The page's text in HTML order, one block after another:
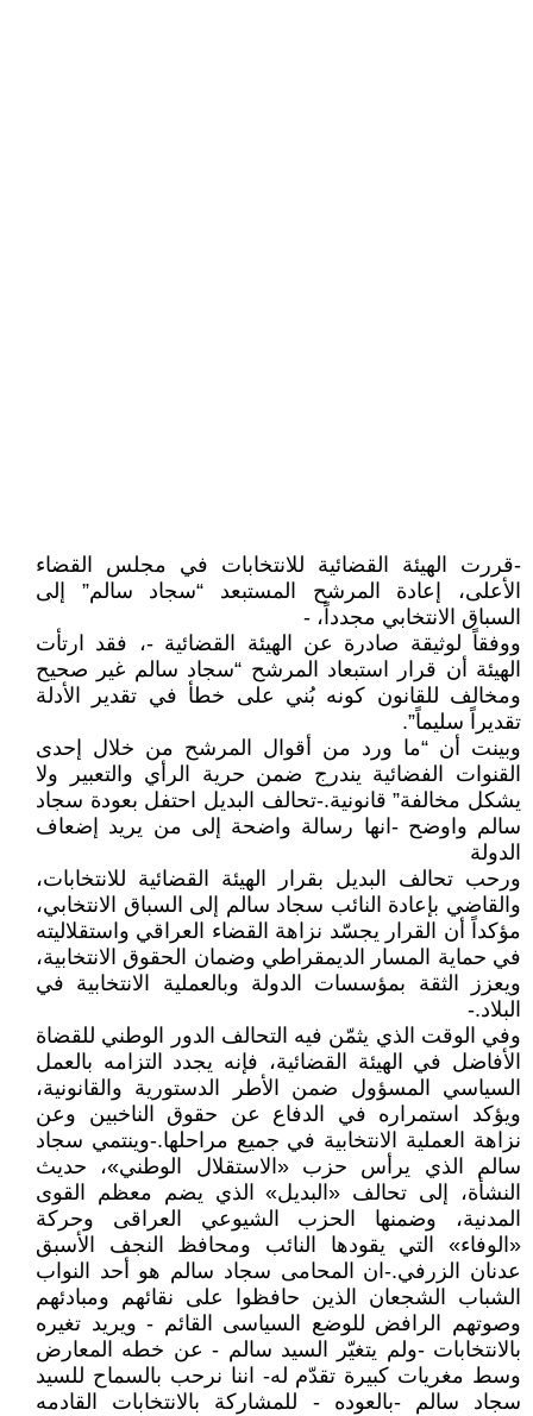
-قررت الهيئة القضائية للانتخابات في مجلس القضاء
الأعلى، إعادة المرشح المستبعد “سجاد سالم” إلى
السباق الانتخابي مجدداً، -
ووفقاً لوثيقة صادرة عن الهيئة القضائية -، فقد ارتأت
الهيئة أن قرار استبعاد المرشح “سجاد سالم غير صحيح
ومخالف للقانون كونه بُني على خطأ في تقدير الأدلة
تقديراً سليماً”.
وبينت أن “ما ورد من أقوال المرشح من خلال إحدى
القنوات الفضائية يندرج ضمن حرية الرأي والتعبير ولا
يشكل مخالفة” قانونية.-تحالف البديل احتفل بعودة سجاد
سالم واوضح -انها رسالة واضحة إلى من يريد إضعاف
الدولة
ورحب تحالف البديل بقرار الهيئة القضائية للانتخابات،
والقاضي بإعادة النائب سجاد سالم إلى السباق الانتخابي،
مؤكداً أن القرار يجسّد نزاهة القضاء العراقي واستقلاليته
في حماية المسار الديمقراطي وضمان الحقوق الانتخابية،
ويعزز الثقة بمؤسسات الدولة وبالعملية الانتخابية في
البلاد.-
وفي الوقت الذي يثمّن فيه التحالف الدور الوطني للقضاة
الأفاضل في الهيئة القضائية، فإنه يجدد التزامه بالعمل
السياسي المسؤول ضمن الأطر الدستورية والقانونية،
ويؤكد استمراره في الدفاع عن حقوق الناخبين وعن
نزاهة العملية الانتخابية في جميع مراحلها.-وينتمي سجاد
سالم الذي يرأس حزب «الاستقلال الوطني»، حديث
النشأة، إلى تحالف «البديل» الذي يضم معظم القوى
المدنية، وضمنها الحزب الشيوعي العراقى وحركة
«الوفاء» التي يقودها النائب ومحافظ النجف الأسبق
عدنان الزرفي.-ان المحامى سجاد سالم هو أحد النواب
الشباب الشجعان الذين حافظوا على نقائهم ومبادئهم
وصوتهم الرافض للوضع السياسى القائم - ويريد تغيره
بالانتخابات -ولم يتغيّر السيد سالم - عن خطه المعارض
وسط مغريات كبيرة تقدّم له- اننا نرحب بالسماح للسيد
سجاد سالم -بالعوده - للمشاركة بالانتخابات القادمه